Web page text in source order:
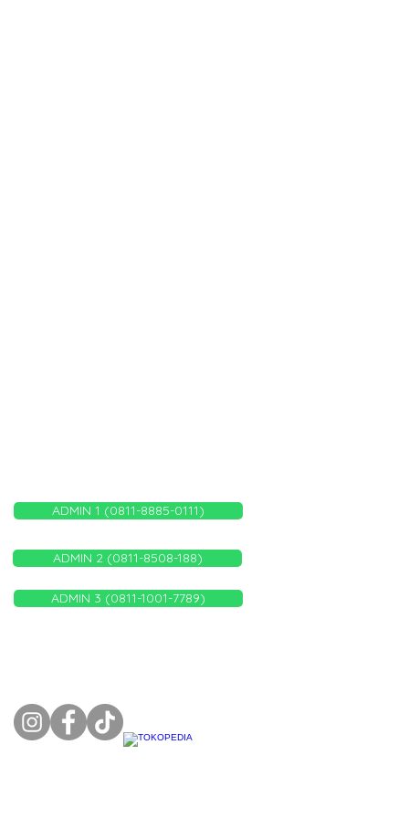
ADMIN 1 (0811-8885-0111)
ADMIN 2 (0811-8508-188)
ADMIN 3 (0811-1001-7789)